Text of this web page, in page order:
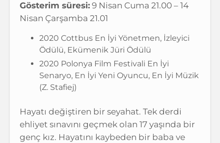
Gösterim süresi: 9 Nisan Cuma 21.00 – 14
Nisan Çarşamba 21.01
2020 Cottbus En İyi Yönetmen, İzleyici
Ödülü, Ekümenik Jüri Ödülü
2020 Polonya Film Festivali En İyi
Senaryo, En İyi Yeni Oyuncu, En İyi Müzik
(Z. Stafiej)
Hayatı değiştiren bir seyahat. Tek derdi
ehliyet sınavını geçmek olan 17 yaşında bir
genç kız. Hayatını kaybeden bir baba ve